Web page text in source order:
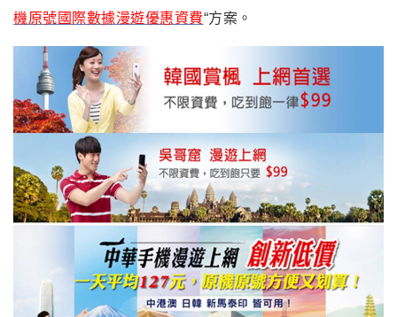
機原號國際數據漫遊優惠資費“方案。